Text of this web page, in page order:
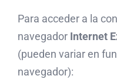
Para acceder a la
navegador Internet
(pueden variar en
navegador):